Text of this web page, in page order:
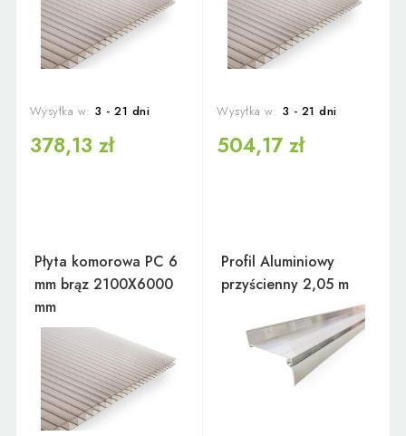
Wysyłka w: 3 - 21 dni
378,13 zł
Wysyłka w: 3 - 21 dni
504,17 zł
Płyta komorowa PC 6
mm brąz 2100X6000
mm
Profil Aluminiowy
przyścienny 2,05 m